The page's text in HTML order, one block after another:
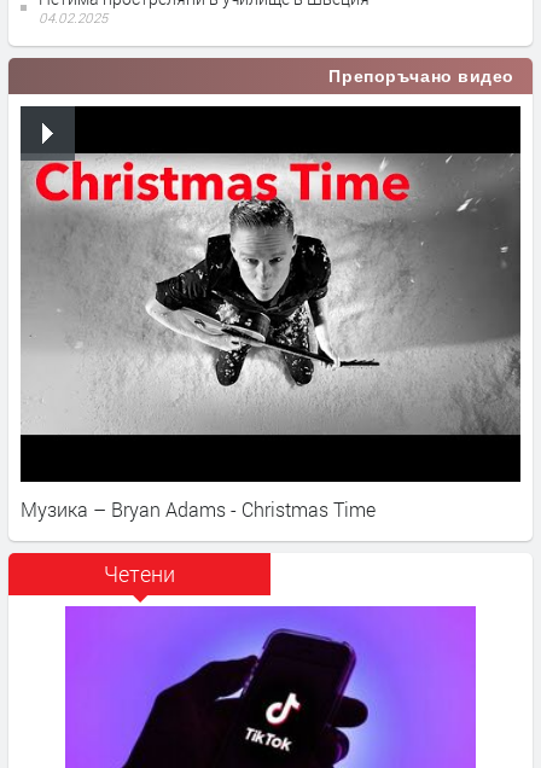
04.02.2025
Препоръчано видео
Музика – Bryan Adams - Christmas Time
Четени